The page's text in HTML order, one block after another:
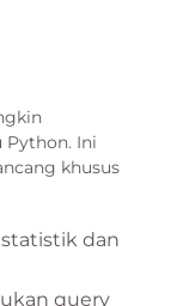
Python. Ini
khusus
dan
query